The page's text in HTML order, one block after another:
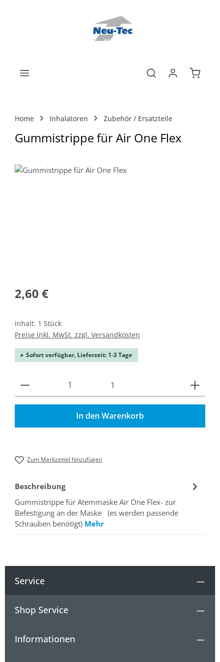
Home Inhalatoren Zubehör / Ersatzteile
Gummistrippe für Air One Flex
Bildergalerie überspringen
2,60 €
Inhalt: 1 Stück
Preise inkl. MwSt. zzgl. Versandkosten
Sofort verfügbar, Lieferzeit: 1-3 Tage
Produkt Anzahl: Gib den gewünschten Wert ein
1
In den Warenkorb
Zum Merkzettel hinzufügen
Beschreibung
Gummistrippe für Atemmaske Air One Flex- zur
Befestigung an der Maske (es werden passende
Schrauben benötigt) Mehr
Service
Shop Service
Informationen